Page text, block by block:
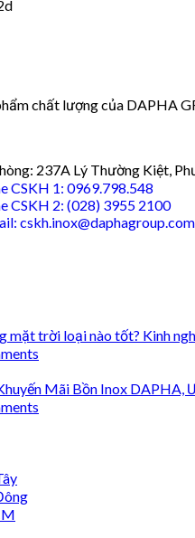
chất lượng của DAPHA
237A Lý Thường Kiệt,
CSKH 1: 0969.798.548
CSKH 2: (028) 3955 2100
cskh.inox@daphagroup.com
mặt trời loại nào tốt? Kinh
Mãi Bồn Inox DAPHA,